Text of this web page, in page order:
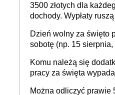
3500 złotych dla
dochody. Wypłaty
Dzień wolny za święto
sobotę (np. 15 sierpnia,
pracodawcy (sektor
publiczna), najczęstsze
Komu należą się
pracy za święta
Można odliczyć prawie